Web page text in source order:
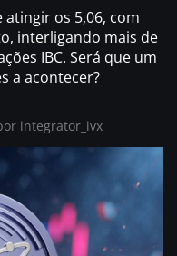
atingir os 5,06, com
interligando mais de
IBC. Será que um
a acontecer?
integrator_ivx